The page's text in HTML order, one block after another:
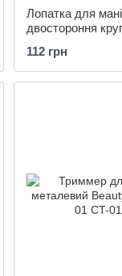
Лопатка для
двостороння
112 грн